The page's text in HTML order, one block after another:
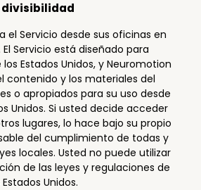
divisibilidad
el Servicio desde sus oficinas en
El Servicio está diseñado para
Estados Unidos, y Neuromotion
contenido y los materiales del
o apropiados para su uso desde
Unidos. Si usted decide acceder
lugares, lo hace bajo su propio
del cumplimiento de todas y
locales. Usted no puede utilizar
de las leyes y regulaciones de
Unidos.